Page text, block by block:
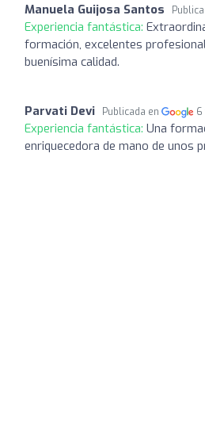
Manuela Guijosa Santos
Experiencia fantástica:
formación, excelentes
buenísima calidad.
Parvati Devi Publicada en 6
Experiencia fantástica: Una
enriquecedora de mano de unos